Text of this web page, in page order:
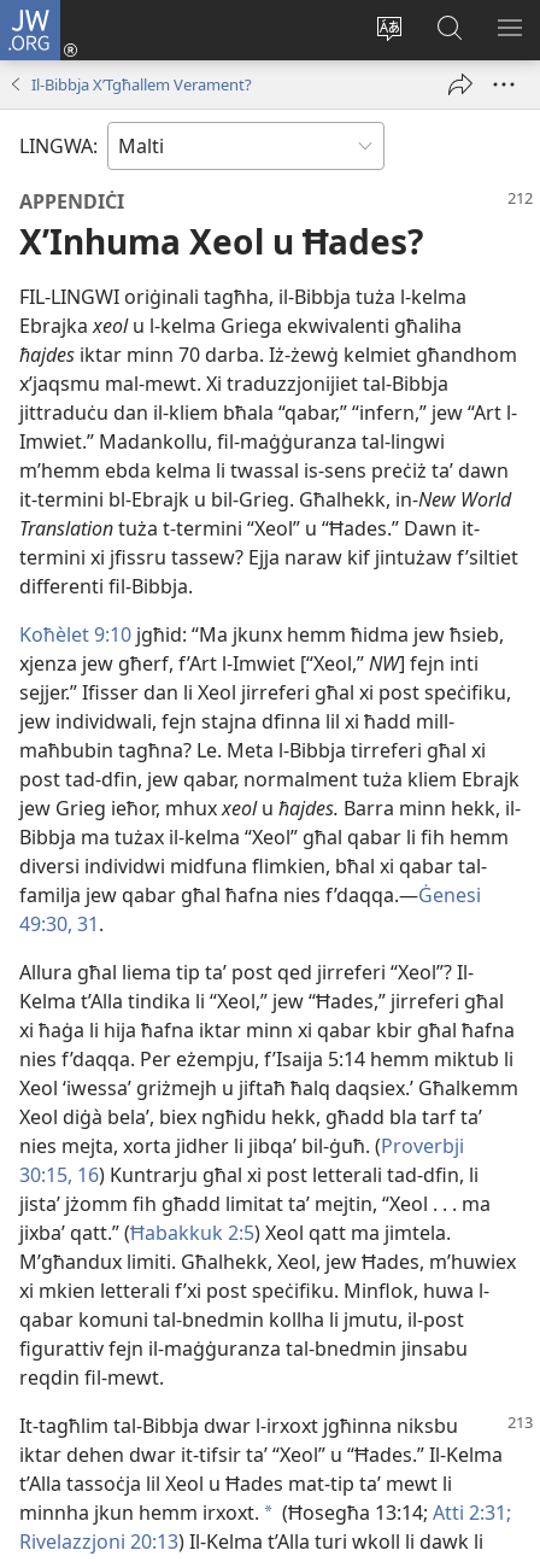
JW.ORG
Biddel
lingwa
Illoggja
(opens
Fittex
f’JW.ORG
Il-Bibbja X’Tgħallem Verament?
LINGWA:
APPENDIĊI
X’Inhuma Xeol u Ħades?
FIL-LINGWI oriġinali tagħha, il-Bibbja tuża l-kelma
Ebrajkaxeolu l-kelma Griega ekwivalenti għaliha
ħajdes iktar minn 70 darba. Iż-żewġ kelmiet għandhom
x’jaqsmu mal-mewt. Xi traduzzjonijiet tal-Bibbja
jittraduċu dan il-kliem bħala “qabar,” “infern,” jew “Art l-
Imwiet.” Madankollu, fil-maġġuranza tal-lingwi
m’hemm ebda kelma li twassal is-sens preċiż taʼ dawn
it-termini bl-Ebrajk u bil-Grieg. Għalhekk, in-New World
Translationtuża t-termini “Xeol” u “Ħades.” Dawn it-
termini xi jfissru tassew? Ejja naraw kif jintużaw f’siltiet
differenti fil-Bibbja.
Koħèlet 9:10 jgħid: “Ma jkunx hemm ħidma jew ħsieb,
xjenza jew għerf, f’Art l-Imwiet [“Xeol,”NW] fejn inti
sejjer.” Ifisser dan li Xeol jirreferi għal xi post speċifiku,
jew individwali, fejn stajna dfinna lil xi ħadd mill-
maħbubin tagħna? Le. Meta l-Bibbja tirreferi għal xi
post tad-dfin, jew qabar, normalment tuża kliem Ebrajk
jew Grieg ieħor, mhuxxeolu ħajdes. Barra minn hekk, il-
Bibbja ma tużax il-kelma “Xeol” għal qabar li fih hemm
diversi individwi midfuna flimkien, bħal xi qabar tal-
familja jew qabar għal ħafna nies f’daqqa.—Ġenesi
49:30, 31.
Allura għal liema tip taʼ post qed jirreferi “Xeol”? Il-
Kelma t’Alla tindika li “Xeol,” jew “Ħades,” jirreferi għal
xi ħaġa li hija ħafna iktar minn xi qabar kbir għal ħafna
nies f’daqqa. Per eżempju, f’Isaija 5:14 hemm miktub li
Xeol ‘iwessaʼ griżmejh u jiftaħ ħalq daqsiex.’ Għalkemm
Xeol diġà belaʼ, biex ngħidu hekk, għadd bla tarf taʼ
nies mejta, xorta jidher li jibqaʼ bil-ġuħ. (Proverbji
30:15, 16) Kuntrarju għal xi post letterali tad-dfin, li
jistaʼ jżomm fih għadd limitat taʼ mejtin, “Xeol . . . ma
jixbaʼ qatt.” (Ħabakkuk 2:5) Xeol qatt ma jimtela.
M’għandux limiti. Għalhekk, Xeol, jew Ħades, m’huwiex
xi mkien letterali f’xi post speċifiku. Minflok, huwa l-
qabar komuni tal-bnedmin kollha li jmutu, il-post
figurattiv fejn il-maġġuranza tal-bnedmin jinsabu
reqdin fil-mewt.
It-tagħlim tal-Bibbja dwar l-irxoxt jgħinna niksbu
iktar dehen dwar it-tifsir taʼ “Xeol” u “Ħades.” Il-Kelma
t’Alla tassoċja lil Xeol u Ħades mat-tip taʼ mewt li
minnha jkun hemm irxoxt. a (Ħosegħa 13:14; Atti 2:31;
Rivelazzjoni 20:13) Il-Kelma t’Alla turi wkoll li dawk li